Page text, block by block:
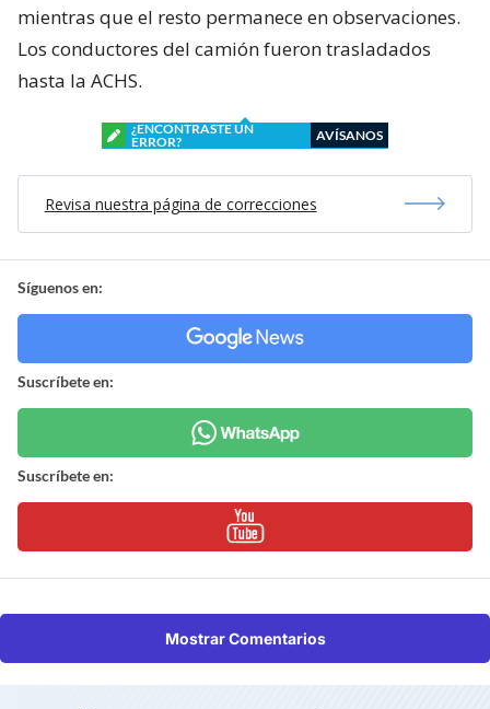
mientras que el resto permanece en observaciones.
Los conductores del camión fueron trasladados
hasta la ACHS.
¿ENCONTRASTE UN
ERROR?
AVÍSANOS
Revisa nuestra página de correcciones
Síguenos en:
Suscríbete en:
Suscríbete en:
Mostrar Comentarios